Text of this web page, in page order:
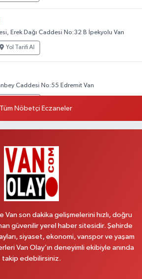
Erek Dağı Caddesi No:32 B İpekyolu Van
Yol Tarifi Al
Caddesi No:55 Edremit Van
Yol Tarifi Al
Bey Caddesi No:99 B Erciş Van
Yol Tarifi Al
Tüm Nöbetçi Eczaneler
Van son dakika gelişmelerini hızlı, doğru
güvenilir yerel haber sitesidir. Şehirde
siyaset, ekonomi, vanspor ve yaşam
Van Olay’ın deneyimli ekibiyle anında
takip edebilirsiniz.